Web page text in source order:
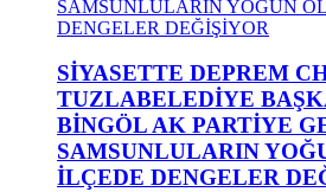
SİYASETTE DEPREM
TUZLABELEDİYE
BİNGÖL AK PARTİYE
SAMSUNLULARIN
İLÇEDE DENGELER